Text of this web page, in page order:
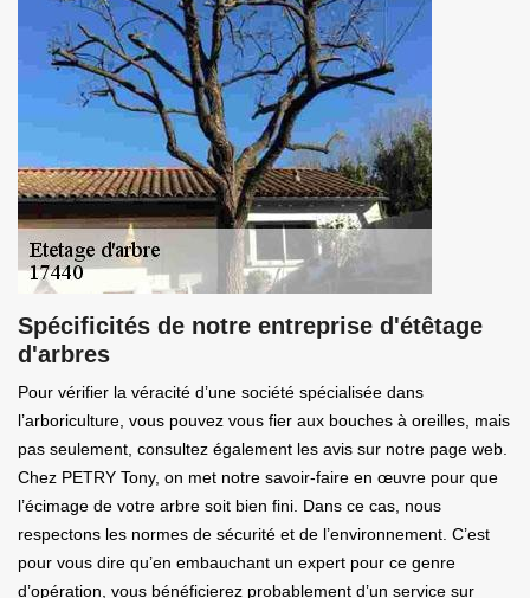
Spécificités de notre entreprise d'étêtage
d'arbres
Pour vérifier la véracité d’une société spécialisée dans
l’arboriculture, vous pouvez vous fier aux bouches à oreilles, mais
pas seulement, consultez également les avis sur notre page web.
Chez PETRY Tony, on met notre savoir-faire en œuvre pour que
l’écimage de votre arbre soit bien fini. Dans ce cas, nous
respectons les normes de sécurité et de l’environnement. C’est
pour vous dire qu’en embauchant un expert pour ce genre
d’opération, vous bénéficierez probablement d’un service sur